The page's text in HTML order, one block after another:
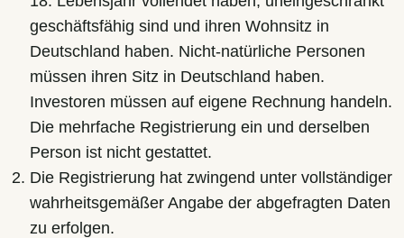
geschäftsfähig sind und ihren Wohnsitz in
Deutschland haben. Nicht-natürliche Personen
müssen ihren Sitz in Deutschland haben.
Investoren müssen auf eigene Rechnung handeln.
Die mehrfache Registrierung ein und derselben
Person ist nicht gestattet.
Die Registrierung hat zwingend unter vollständiger
wahrheitsgemäßer Angabe der abgefragten Daten
zu erfolgen.